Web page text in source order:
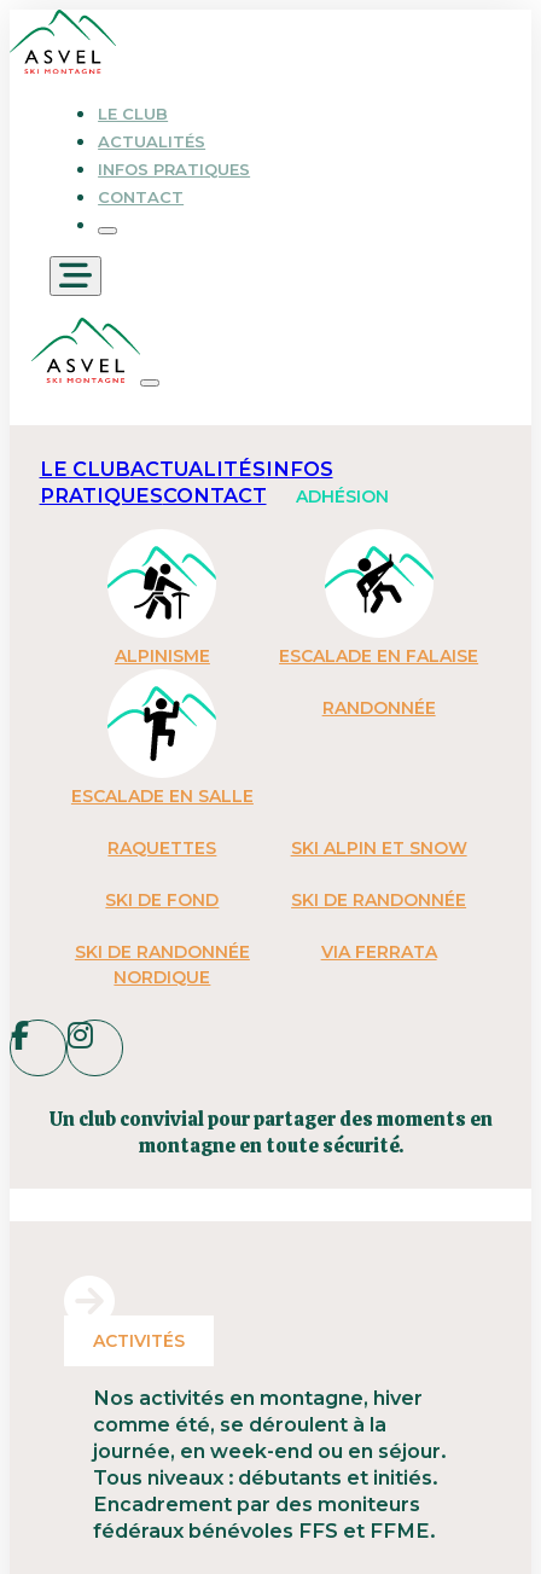
LE CLUB
ACTUALITÉS
INFOS PRATIQUES
CONTACT
LE CLUBACTUALITÉSINFOS
PRATIQUESCONTACT ADHÉSION
ALPINISME ESCALADE EN FALAISE
ESCALADE EN SALLE
RANDONNÉE
RAQUETTES SKI ALPIN ET SNOW
SKI DE FOND SKI DE RANDONNÉE
SKI DE RANDONNÉE
NORDIQUE
VIA FERRATA
Un club convivial pour partager des moments en
montagne en toute sécurité.
ACTIVITÉS
Nos activités en montagne, hiver
comme été, se déroulent à la
journée, en week-end ou en séjour.
Tous niveaux : débutants et initiés.
Encadrement par des moniteurs
fédéraux bénévoles FFS et FFME.